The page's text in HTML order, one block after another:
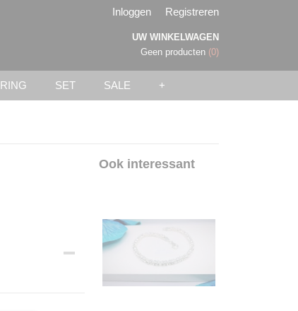
Inloggen Registreren
UW WINKELWAGEN
Geen producten (0)
RING SET SALE +
Ook interessant